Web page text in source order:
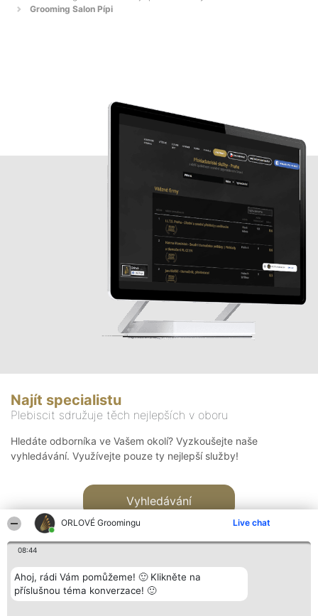
ORLOVÉ Groomingu Live chat
08:44
Ahoj, rádi Vám pomůžeme! 🙂 Klikněte na
příslušnou téma konverzace! 🙂
Grooming Salon Pípi
Najít specialistu
Plebiscit sdružuje těch nejlepších v oboru
Hledáte odborníka ve Vašem okolí? Vyzkoušejte naše
vyhledávání. Využívejte pouze ty nejlepší služby!
Vyhledávání